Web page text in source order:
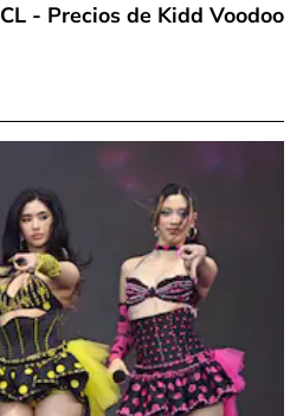
CL - Precios de Kidd Voodoo